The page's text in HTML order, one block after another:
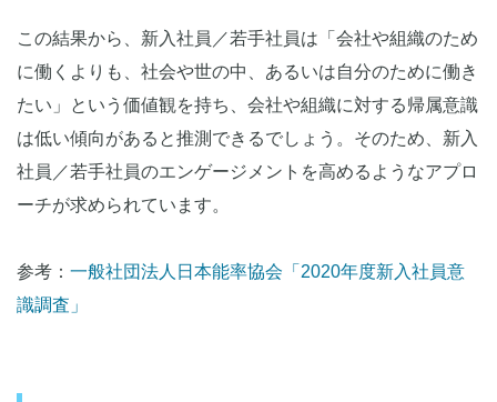
この結果から、新入社員／若手社員は「会社や組織のため
に働くよりも、社会や世の中、あるいは自分のために働き
たい」という価値観を持ち、会社や組織に対する帰属意識
は低い傾向があると推測できるでしょう。そのため、新入
社員／若手社員のエンゲージメントを高めるようなアプロ
ーチが求められています。
参考： 一般社団法人日本能率協会「2020年度新入社員意
識調査」